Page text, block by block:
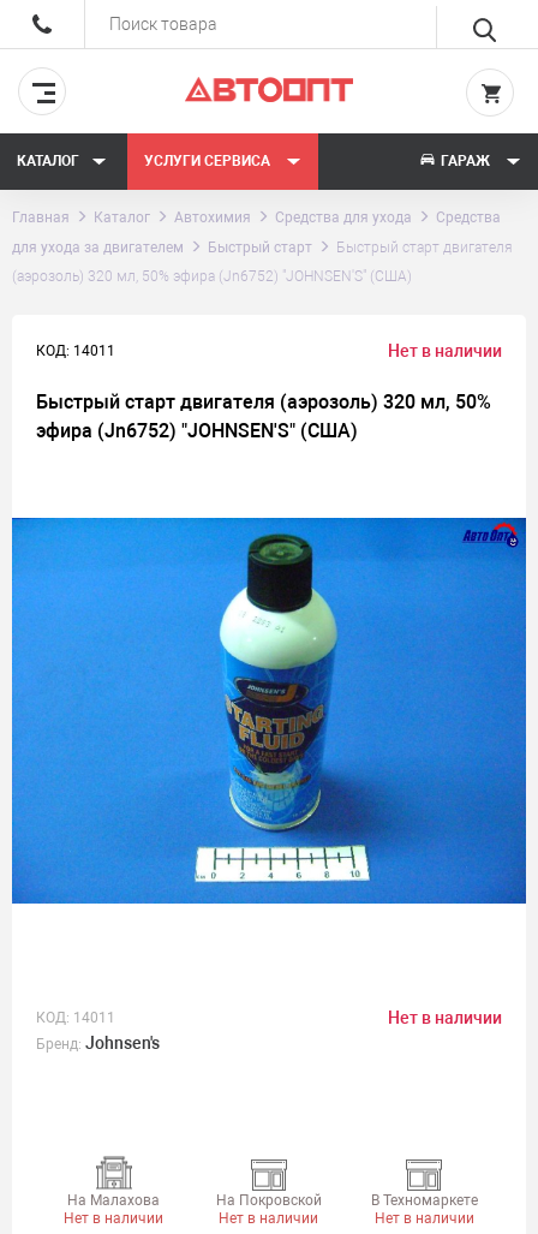
КАТАЛОГ УСЛУГИ СЕРВИСА ГАРАЖ
Главная Каталог Автохимия Средства для ухода
Средства
для ухода за двигателем
Быстрый старт
Быстрый старт двигателя
(аэрозоль) 320 мл, 50% эфира (Jn6752) "JOHNSEN'S" (США)
КОД: 14011 Нет в наличии
Быстрый старт двигателя (аэрозоль) 320 мл, 50%
эфира (Jn6752) "JOHNSEN'S" (США)
КОД: 14011 Нет в наличии
Бренд: Johnsen's
На Малахова
Нет в наличии
На Покровской
Нет в наличии
В Техномаркете
Нет в наличии